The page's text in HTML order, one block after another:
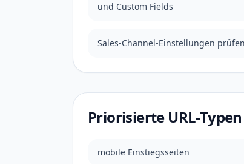
und Custom Fields
Sales-Channel-Einstellungen
Priorisierte URL-
mobile Einstiegsseiten